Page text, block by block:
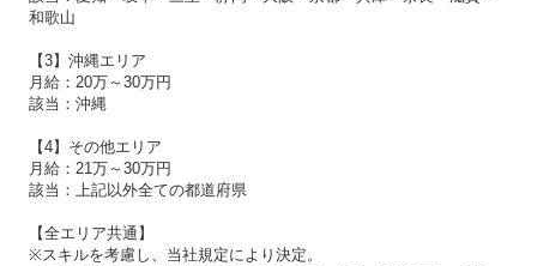
和歌山
【3】沖縄エリア
月給：20万～30万円
該当：沖縄
【4】その他エリア
月給：21万～30万円
該当：上記以外全ての都道府県
【全エリア共通】
※スキルを考慮し、当社規定により決定。